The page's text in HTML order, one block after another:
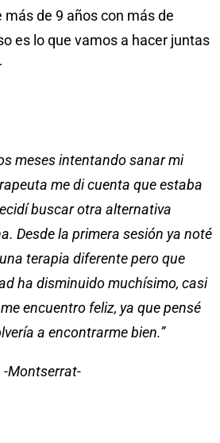
de 9 años con más de
es lo que vamos a hacer juntas
meses intentando sanar mi
me di cuenta que estaba
buscar otra alternativa
Desde la primera sesión ya noté
terapia diferente pero que
ha disminuido muchísimo, casi
encuentro feliz, ya que pensé
a encontrarme bien.”
-Montserrat-